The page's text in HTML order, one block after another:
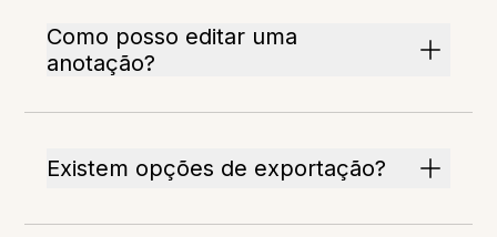
Como posso editar uma
anotação?
Existem opções de exportação?